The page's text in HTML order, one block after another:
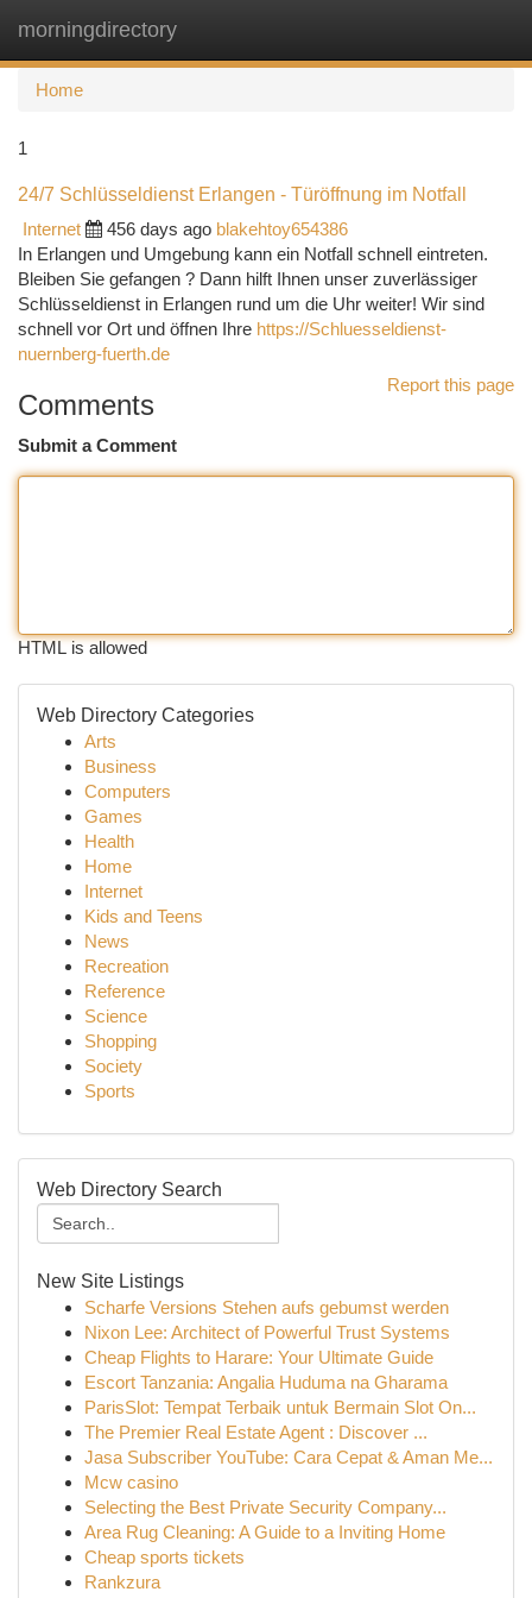
morningdirectory
Home
1
24/7 Schlüsseldienst Erlangen - Türöffnung im Notfall
Internet
456 days ago blakehtoy654386
In Erlangen und Umgebung kann ein Notfall schnell eintreten.
Bleiben Sie gefangen ? Dann hilft Ihnen unser zuverlässiger
Schlüsseldienst in Erlangen rund um die Uhr weiter! Wir sind
schnell vor Ort und öffnen Ihre https://Schluesseldienst-
nuernberg-fuerth.de
Report this page
Comments
Submit a Comment
HTML is allowed
Web Directory Categories
Arts
Business
Computers
Games
Health
Home
Internet
Kids and Teens
News
Recreation
Reference
Science
Shopping
Society
Sports
Web Directory Search
New Site Listings
Scharfe Versions Stehen aufs gebumst werden
Nixon Lee: Architect of Powerful Trust Systems
Cheap Flights to Harare: Your Ultimate Guide
Escort Tanzania: Angalia Huduma na Gharama
ParisSlot: Tempat Terbaik untuk Bermain Slot On...
The Premier Real Estate Agent : Discover ...
Jasa Subscriber YouTube: Cara Cepat & Aman Me...
Mcw casino
Selecting the Best Private Security Company...
Area Rug Cleaning: A Guide to a Inviting Home
Cheap sports tickets
Rankzura